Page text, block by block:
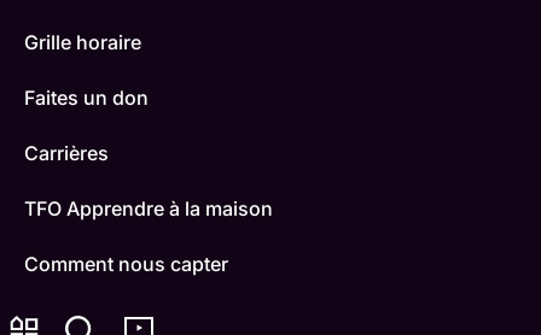
Grille horaire
Faites un don
Carrières
TFO Apprendre à la maison
Comment nous capter
Contactez-nous